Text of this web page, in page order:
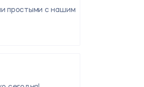
простыми с нашим